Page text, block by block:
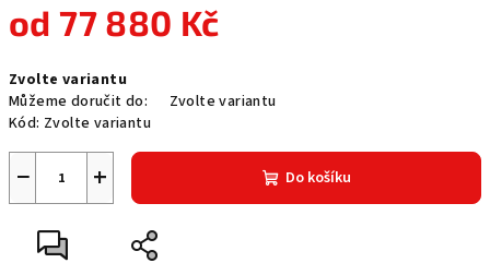
od77 880 Kč
cena:
Zvolte variantu
Můžeme doručit do:
Zvolte variantu
Kód: Zvolte variantu
+
− Do košíku